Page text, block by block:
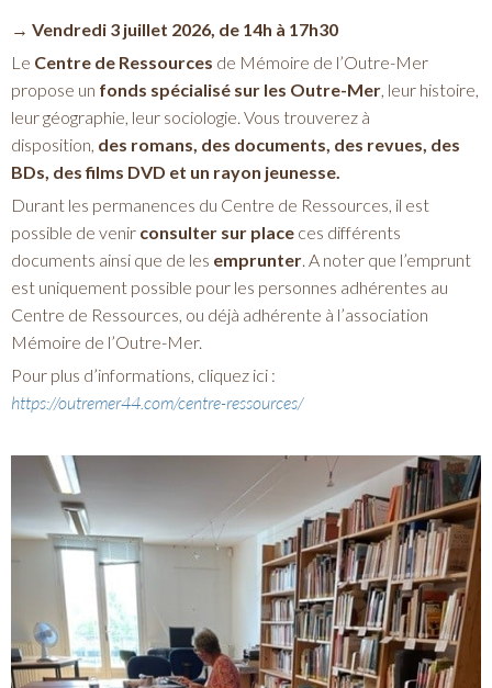
→ Vendredi 3 juillet 2026, de 14h à 17h30
Le Centre de Ressources de Mémoire de l’Outre-Mer
propose un fonds spécialisé sur les Outre-Mer, leur histoire,
leur géographie, leur sociologie. Vous trouverez à
disposition, des romans, des documents, des revues, des
BDs, des films DVD et un rayon jeunesse.
Durant les permanences du Centre de Ressources, il est
possible de venir consulter sur place ces différents
documents ainsi que de les emprunter. A noter que l’emprunt
est uniquement possible pour les personnes adhérentes au
Centre de Ressources, ou déjà adhérente à l’association
Mémoire de l’Outre-Mer.
Pour plus d’informations, cliquez ici :
https://outremer44.com/centre-ressources/